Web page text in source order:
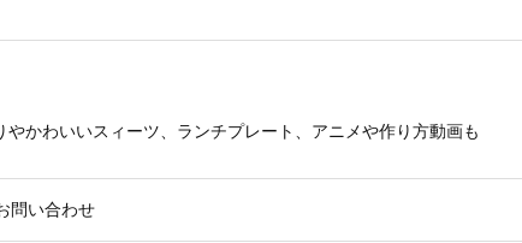
かわいいスィーツ、ランチプレート、アニメや作り方動画も
問い合わせ